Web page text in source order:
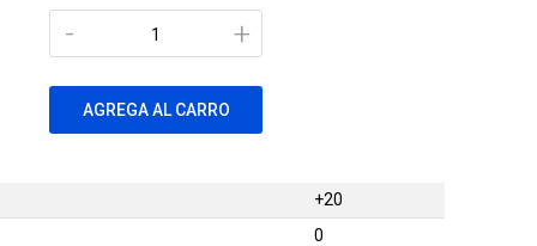
+
-
AGREGA AL CARRO
+20
0